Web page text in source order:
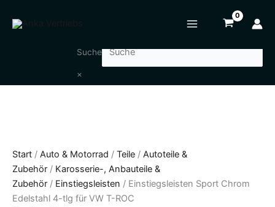
Inhalt
Suche
×
Start / Auto & Motorrad / Teile / Autoteile &
Zubehör / Karosserie-, Anbauteile &
Zubehör / Einstiegsleisten / Einstiegsleisten Sport Chrom
Edelstahl 4-tlg für VW T-ROC
Sport
Menge